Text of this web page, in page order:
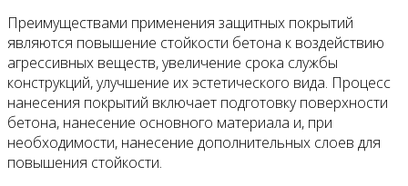
Преимуществами применения защитных покрытий
являются повышение стойкости бетона к воздействию
агрессивных веществ, увеличение срока службы
конструкций, улучшение их эстетического вида. Процесс
нанесения покрытий включает подготовку поверхности
бетона, нанесение основного материала и, при
необходимости, нанесение дополнительных слоев для
повышения стойкости.